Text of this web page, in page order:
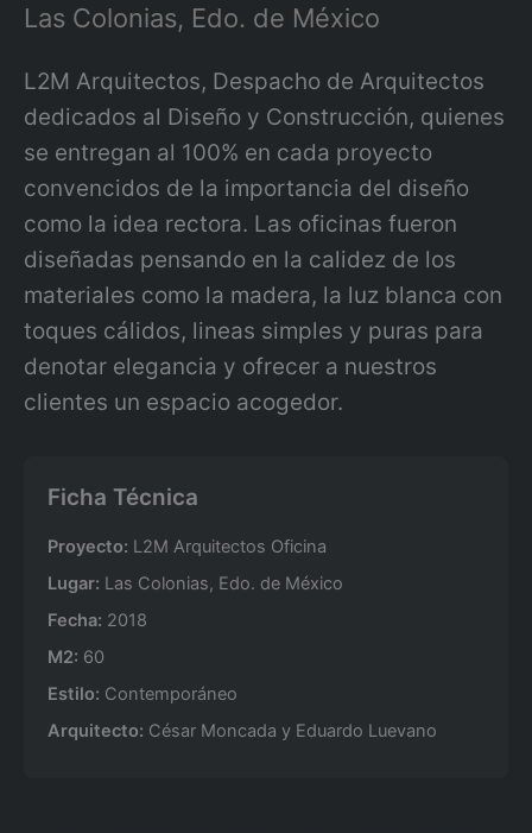
Las Colonias, Edo. de México
L2M Arquitectos, Despacho de Arquitectos
dedicados al Diseño y Construcción, quienes
se entregan al 100% en cada proyecto
convencidos de la importancia del diseño
como la idea rectora. Las oficinas fueron
diseñadas pensando en la calidez de los
materiales como la madera, la luz blanca con
toques cálidos, lineas simples y puras para
denotar elegancia y ofrecer a nuestros
clientes un espacio acogedor.
Ficha Técnica
Proyecto: L2M Arquitectos Oficina
Lugar: Las Colonias, Edo. de México
Fecha: 2018
M2: 60
Estilo: Contemporáneo
Arquitecto: César Moncada y Eduardo Luevano